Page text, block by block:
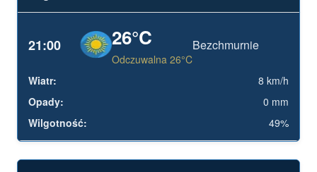
21:00 26°C
Odczuwalna 26°C
Bezchmurnie
8 km/h
0 mm
49%